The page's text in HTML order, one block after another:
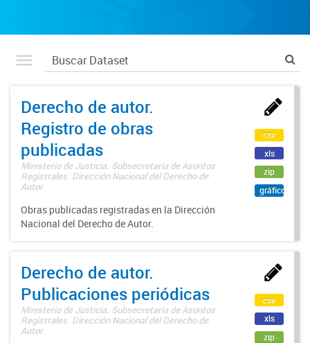
Derecho de autor.
Registro de obras
publicadas
Ministerio de Justicia. Subsecretaría de Asuntos
Registrales. Dirección Nacional del Derecho de
Autor
Obras publicadas registradas en la Dirección
Nacional del Derecho de Autor.
csv
xls
zip
gráfico
Derecho de autor.
Publicaciones periódicas
Ministerio de Justicia. Subsecretaría de Asuntos
Registrales. Dirección Nacional del Derecho de
Autor
csv
xls
zip